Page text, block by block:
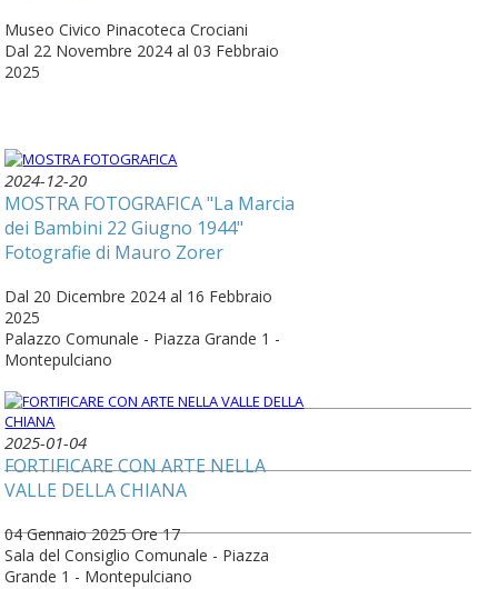
Museo Civico Pinacoteca Crociani
Dal 22 Novembre 2024 al 03 Febbraio
2025
2024-12-20
MOSTRA FOTOGRAFICA "La Marcia
dei Bambini 22 Giugno 1944"
Fotografie di Mauro Zorer
Dal 20 Dicembre 2024 al 16 Febbraio
2025
Palazzo Comunale - Piazza Grande 1 -
Montepulciano
2025-01-04
FORTIFICARE CON ARTE NELLA
VALLE DELLA CHIANA
04 Gennaio 2025 Ore 17
Sala del Consiglio Comunale - Piazza
Grande 1 - Montepulciano